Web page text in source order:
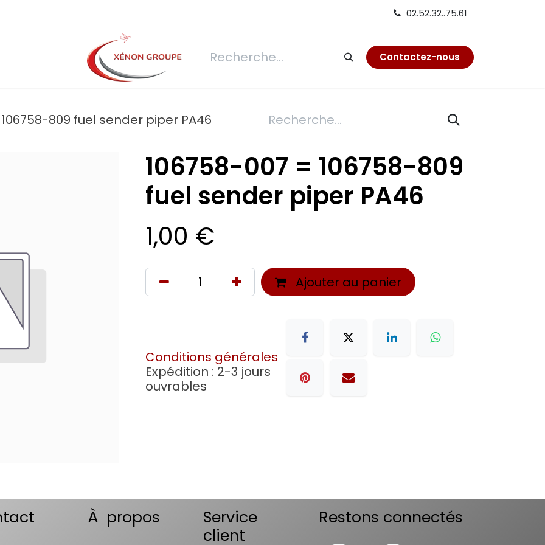
02.52.32..75.61
Demande de devis Connexion Réfection Contactez-nous
809 fuel sender piper PA46
106758-007 = 106758-809
fuel sender piper PA46
1,00 €
Ajouter au panier
Conditions générales
Expédition : 2-3 jours
ouvrables
À propos
Service
client
Restons connectés